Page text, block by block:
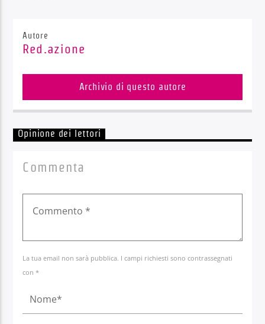
Autore
Red.azione
Archivio di questo autore
Opinione dei lettori
Commenta
La tua email non sarà pubblica. I campi richiesti sono contrassegnati
con *